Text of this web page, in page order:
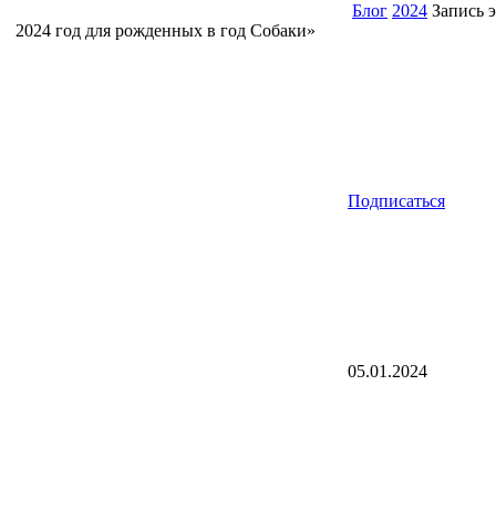
Блог 2024 Запись
2024 год для рожденных в год Собаки»
Подписаться
05.01.2024